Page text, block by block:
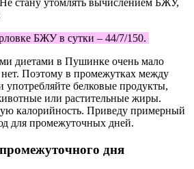
стану утомлять вычислением БЖУ,
БЖУ в сутки – 44/7/150.
диетами в Пушинке очень мало
Поэтому в промежутках между
употребляйте белковые продукты,
или растительные жиры.
калорийность. Приведу примерный
для промежуточных дней.
дня